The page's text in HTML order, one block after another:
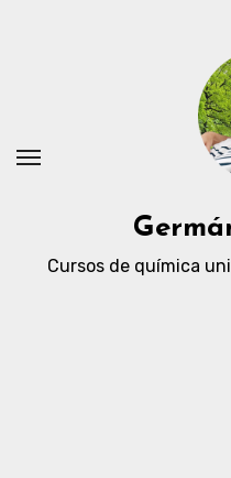
Cursos de química